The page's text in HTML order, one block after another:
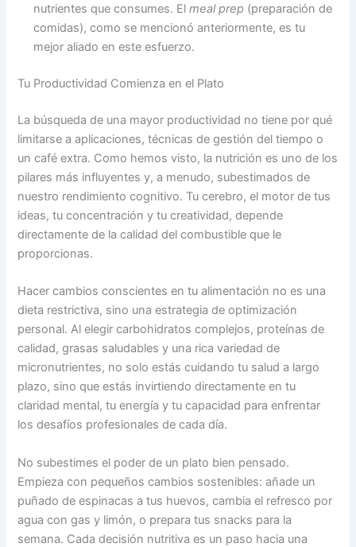
nutrientes que consumes. Elmeal prep (preparación de
comidas), como se mencionó anteriormente, es tu
mejor aliado en este esfuerzo.
Tu Productividad Comienza en el Plato
La búsqueda de una mayor productividad no tiene por qué
limitarse a aplicaciones, técnicas de gestión del tiempo o
un café extra. Como hemos visto, la nutrición es uno de los
pilares más influyentes y, a menudo, subestimados de
nuestro rendimiento cognitivo. Tu cerebro, el motor de tus
ideas, tu concentración y tu creatividad, depende
directamente de la calidad del combustible que le
proporcionas.
Hacer cambios conscientes en tu alimentación no es una
dieta restrictiva, sino una estrategia de optimización
personal. Al elegir carbohidratos complejos, proteínas de
calidad, grasas saludables y una rica variedad de
micronutrientes, no solo estás cuidando tu salud a largo
plazo, sino que estás invirtiendo directamente en tu
claridad mental, tu energía y tu capacidad para enfrentar
los desafíos profesionales de cada día.
No subestimes el poder de un plato bien pensado.
Empieza con pequeños cambios sostenibles: añade un
puñado de espinacas a tus huevos, cambia el refresco por
agua con gas y limón, o prepara tus snacks para la
semana. Cada decisión nutritiva es un paso hacia una